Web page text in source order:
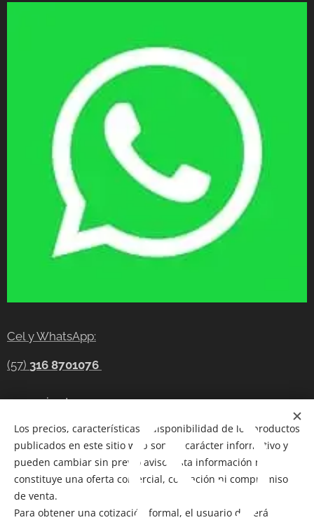
Cel y WhatsApp:
(57) 316 8701076
gerencia@tecnocompras.com.co
Cel y WhatsApp:(57)316 8701076
Cel: (57) 300 8686914
Telegram:
Los precios, características y disponibilidad de los productos
publicados en este sitio web son de carácter informativo y
pueden cambiar sin previo aviso. Esta información no
constituye una oferta comercial, cotización ni compromiso
de venta.
Para obtener una cotización formal, el usuario deberá